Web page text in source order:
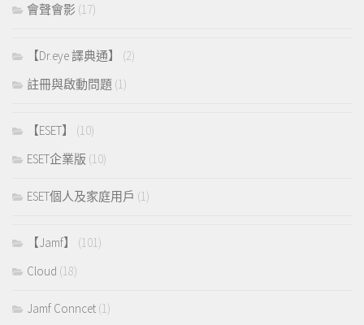
會聲會影 (17)
【Dr.eye 譯典通】
(2)
註冊與啟動問題 (1)
【ESET】
(10)
ESET企業版 (10)
ESET個人及家庭用戶 (1)
【Jamf】
(101)
Cloud (18)
Jamf Conncet (1)